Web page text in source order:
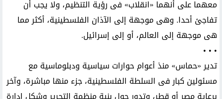
معهما على أنهما «انقلاب» فى رؤية التنظيم، ولا يجب أن
تفاجئ أحدا. وهى موجهة إلى الآذان الفلسطينية، أكثر مما
هى موجهة إلى العالم، أو إلى إسرائيل.
• • •
تدير «حماس» منذ أعوام حوارات سياسية ودبلوماسية مع
مسئولين كبار فى السلطة الفلسطينية، جزء منها مباشرة، وآخر